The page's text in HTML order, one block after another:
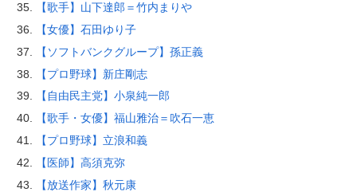
【歌手】山下達郎＝竹内まりや
【女優】石田ゆり子
【ソフトバンクグループ】孫正義
【プロ野球】新庄剛志
【自由民主党】小泉純一郎
【歌手・女優】福山雅治＝吹石一恵
【プロ野球】立浪和義
【医師】高須克弥
【放送作家】秋元康